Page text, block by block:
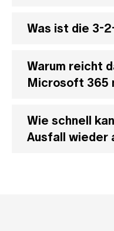
Was ist die 3-
Warum reicht
Microsoft 365
Wie schnell
Ausfall wieder